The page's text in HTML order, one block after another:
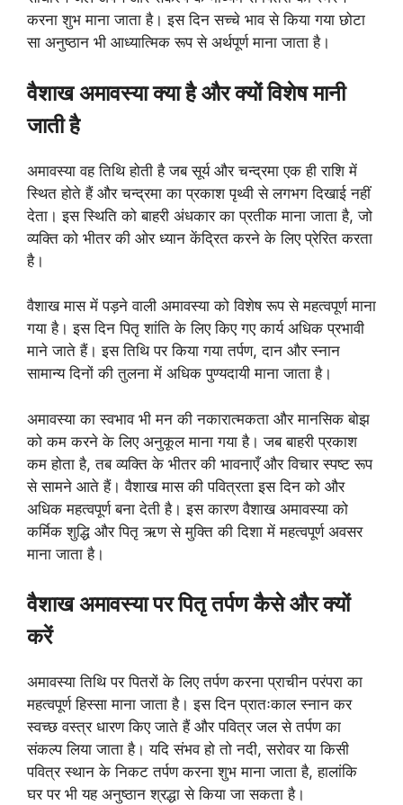
करना शुभ माना जाता है। इस दिन सच्चे भाव से किया गया छोटा
सा अनुष्ठान भी आध्यात्मिक रूप से अर्थपूर्ण माना जाता है।
वैशाख अमावस्या क्या है और क्यों विशेष मानी
जाती है
अमावस्या वह तिथि होती है जब सूर्य और चन्द्रमा एक ही राशि में
स्थित होते हैं और चन्द्रमा का प्रकाश पृथ्वी से लगभग दिखाई नहीं
देता। इस स्थिति को बाहरी अंधकार का प्रतीक माना जाता है, जो
व्यक्ति को भीतर की ओर ध्यान केंद्रित करने के लिए प्रेरित करता
है।
वैशाख मास में पड़ने वाली अमावस्या को विशेष रूप से महत्वपूर्ण माना
गया है। इस दिन पितृ शांति के लिए किए गए कार्य अधिक प्रभावी
माने जाते हैं। इस तिथि पर किया गया तर्पण, दान और स्नान
सामान्य दिनों की तुलना में अधिक पुण्यदायी माना जाता है।
अमावस्या का स्वभाव भी मन की नकारात्मकता और मानसिक बोझ
को कम करने के लिए अनुकूल माना गया है। जब बाहरी प्रकाश
कम होता है, तब व्यक्ति के भीतर की भावनाएँ और विचार स्पष्ट रूप
से सामने आते हैं। वैशाख मास की पवित्रता इस दिन को और
अधिक महत्वपूर्ण बना देती है। इस कारण वैशाख अमावस्या को
कर्मिक शुद्धि और पितृ ऋण से मुक्ति की दिशा में महत्वपूर्ण अवसर
माना जाता है।
वैशाख अमावस्या पर पितृ तर्पण कैसे और क्यों
करें
अमावस्या तिथि पर पितरों के लिए तर्पण करना प्राचीन परंपरा का
महत्वपूर्ण हिस्सा माना जाता है। इस दिन प्रातःकाल स्नान कर
स्वच्छ वस्त्र धारण किए जाते हैं और पवित्र जल से तर्पण का
संकल्प लिया जाता है। यदि संभव हो तो नदी, सरोवर या किसी
पवित्र स्थान के निकट तर्पण करना शुभ माना जाता है, हालांकि
घर पर भी यह अनुष्ठान श्रद्धा से किया जा सकता है।